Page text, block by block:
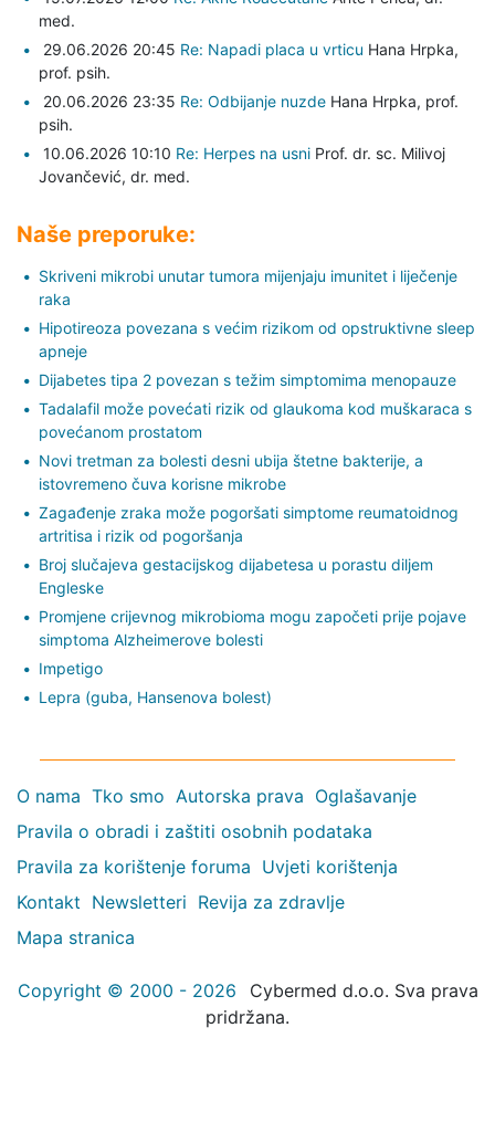
med.
29.06.2026 20:45 Re: Napadi placa u vrticu Hana Hrpka,
prof. psih.
20.06.2026 23:35 Re: Odbijanje nuzde Hana Hrpka, prof.
psih.
10.06.2026 10:10 Re: Herpes na usni Prof. dr. sc. Milivoj
Jovančević, dr. med.
Naše preporuke:
Skriveni mikrobi unutar tumora mijenjaju imunitet i liječenje
raka
Hipotireoza povezana s većim rizikom od opstruktivne sleep
apneje
Dijabetes tipa 2 povezan s težim simptomima menopauze
Tadalafil može povećati rizik od glaukoma kod muškaraca s
povećanom prostatom
Novi tretman za bolesti desni ubija štetne bakterije, a
istovremeno čuva korisne mikrobe
Zagađenje zraka može pogoršati simptome reumatoidnog
artritisa i rizik od pogoršanja
Broj slučajeva gestacijskog dijabetesa u porastu diljem
Engleske
Promjene crijevnog mikrobioma mogu započeti prije pojave
simptoma Alzheimerove bolesti
Impetigo
Lepra (guba, Hansenova bolest)
O nama Tko smo Autorska prava Oglašavanje
Pravila o obradi i zaštiti osobnih podataka
Pravila za korištenje foruma Uvjeti korištenja
Kontakt Newsletteri Revija za zdravlje
Mapa stranica
Copyright © 2000 - 2026
Cybermed d.o.o. Sva prava
pridržana.